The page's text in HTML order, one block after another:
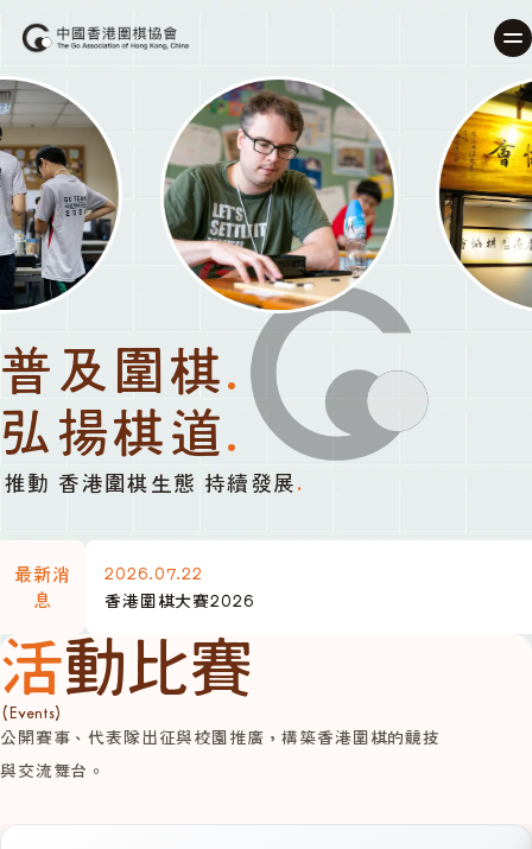
普及圍棋.
弘揚棋道.
推動 香港圍棋生態 持續發展 .
最新消
息
2026.07.22
香港圍棋大賽2026
活動比賽
(Events)
公開賽事、代表隊出征與校園推廣，構築香港圍棋的競技
與交流舞台。